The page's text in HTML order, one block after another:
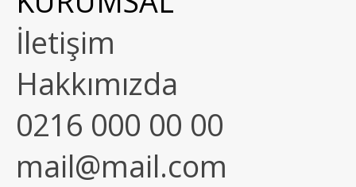
İletişim
Hakkımızda
0216 000 00 00
mail@mail.com